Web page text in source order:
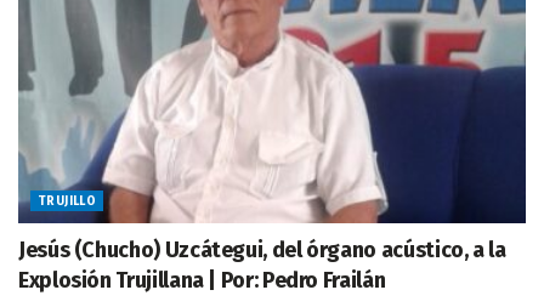
TRUJILLO
Jesús (Chucho) Uzcátegui, del órgano acústico, a la
Explosión Trujillana | Por: Pedro Frailán